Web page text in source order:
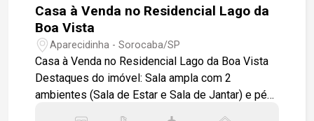
Casa à Venda no Residencial Lago da
Boa Vista
Aparecidinha - Sorocaba/SP
Casa à Venda no Residencial Lago da Boa Vista
Destaques do imóvel: Sala ampla com 2
ambientes (Sala de Estar e Sala de Jantar) e pé